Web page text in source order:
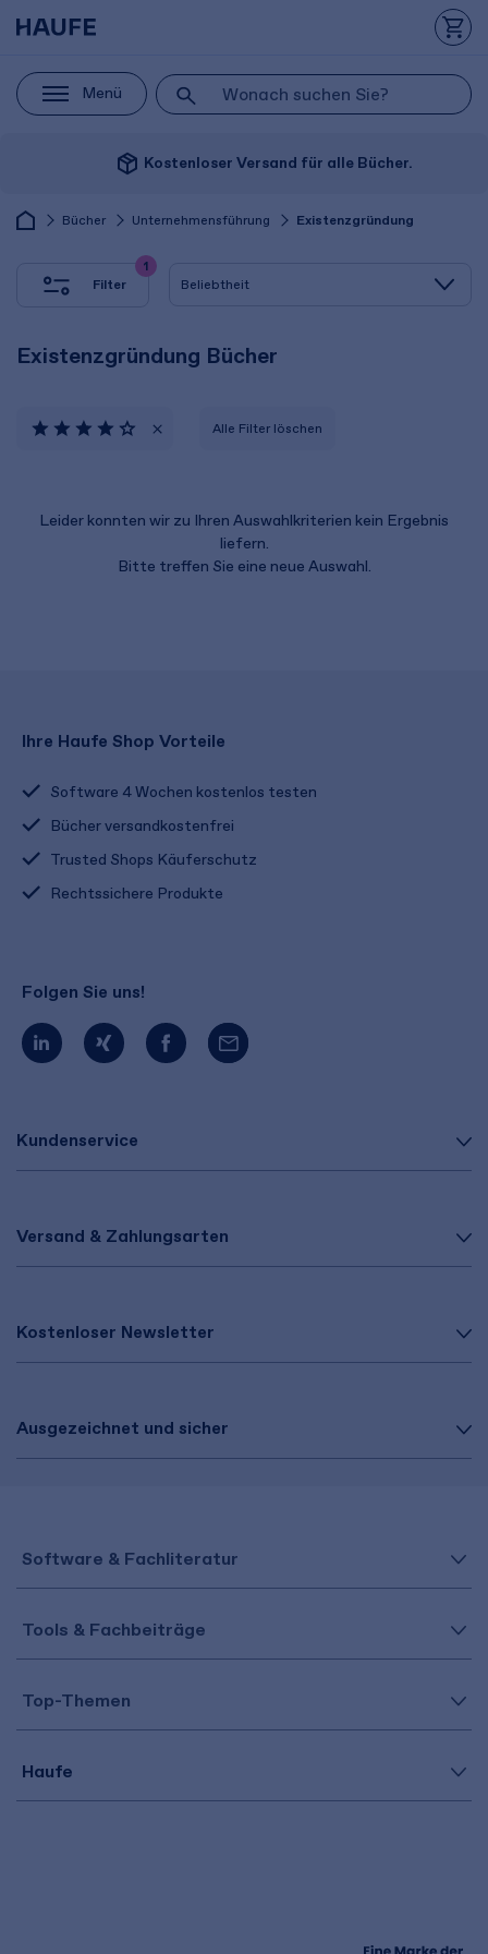
Menü
package_2 Kostenloser Versand für alle Bücher.
Bücher Unternehmensführung Existenzgründung
Filter
1
Existenzgründung Bücher
Alle Filter löschen
Leider konnten wir zu Ihren Auswahlkriterien kein Ergebnis
liefern.
Bitte treffen Sie eine neue Auswahl.
Kundenservice
Versand & Zahlungsarten
Kostenloser Newsletter
Ausgezeichnet und sicher
Ihre Haufe Shop Vorteile
Software 4 Wochen kostenlos testen
Bücher versandkostenfrei
Trusted Shops Käuferschutz
Rechtssichere Produkte
Folgen Sie uns!
Software & Fachliteratur
Tools & Fachbeiträge
Top-Themen
Haufe